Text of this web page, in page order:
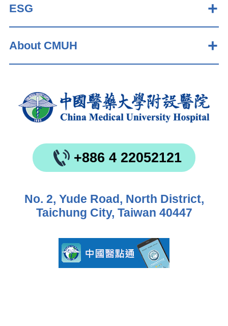
ESG
About CMUH
+886 4 22052121
No. 2, Yude Road, North District,
Taichung City, Taiwan 40447